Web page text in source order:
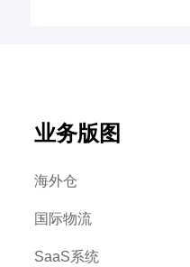
业务版图
海外仓
国际物流
SaaS系统